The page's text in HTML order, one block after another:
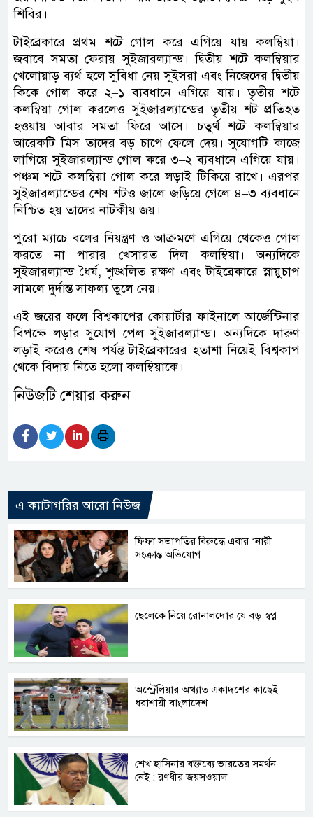
শিবির।
টাইব্রেকারে প্রথম শটে গোল করে এগিয়ে যায় কলম্বিয়া।
জবাবে সমতা ফেরায় সুইজারল্যান্ড। দ্বিতীয় শটে কলম্বিয়ার
খেলোয়াড় ব্যর্থ হলে সুবিধা নেয় সুইসরা এবং নিজেদের দ্বিতীয়
কিকে গোল করে ২–১ ব্যবধানে এগিয়ে যায়। তৃতীয় শটে
কলম্বিয়া গোল করলেও সুইজারল্যান্ডের তৃতীয় শট প্রতিহত
হওয়ায় আবার সমতা ফিরে আসে। চতুর্থ শটে কলম্বিয়ার
আরেকটি মিস তাদের বড় চাপে ফেলে দেয়। সুযোগটি কাজে
লাগিয়ে সুইজারল্যান্ড গোল করে ৩–২ ব্যবধানে এগিয়ে যায়।
পঞ্চম শটে কলম্বিয়া গোল করে লড়াই টিকিয়ে রাখে। এরপর
সুইজারল্যান্ডের শেষ শটও জালে জড়িয়ে গেলে ৪–৩ ব্যবধানে
নিশ্চিত হয় তাদের নাটকীয় জয়।
পুরো ম্যাচে বলের নিয়ন্ত্রণ ও আক্রমণে এগিয়ে থেকেও গোল
করতে না পারার খেসারত দিল কলম্বিয়া। অন্যদিকে
সুইজারল্যান্ড ধৈর্য, শৃঙ্খলিত রক্ষণ এবং টাইব্রেকারে স্নায়ুচাপ
সামলে দুর্দান্ত সাফল্য তুলে নেয়।
এই জয়ের ফলে বিশ্বকাপের কোয়ার্টার ফাইনালে আর্জেন্টিনার
বিপক্ষে লড়ার সুযোগ পেল সুইজারল্যান্ড। অন্যদিকে দারুণ
লড়াই করেও শেষ পর্যন্ত টাইব্রেকারের হতাশা নিয়েই বিশ্বকাপ
থেকে বিদায় নিতে হলো কলম্বিয়াকে।
নিউজটি শেয়ার করুন
এ ক্যাটাগরির আরো নিউজ
ফিফা সভাপতির বিরুদ্ধে এবার ‘নারী
সংক্রান্ত অভিযোগ
ছেলেকে নিয়ে রোনালদোর যে বড় স্বপ্ন
অস্ট্রেলিয়ার অখ্যাত একাদশের কাছেই
ধরাশায়ী বাংলাদেশ
শেখ হাসিনার বক্তব্যে ভারতের সমর্থন
নেই : রণধীর জয়সওয়াল